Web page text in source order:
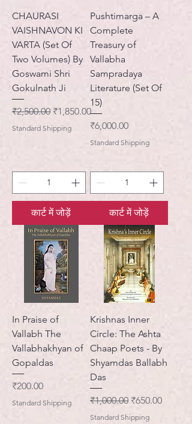
CHAURASI
VAISHNAVON KI
VARTA (Set Of
Two Volumes) By
Goswami Shri
Gokulnath Ji
नियमित मूल्य
₹2,500.00 बिक्री मूल्य
₹1,850.00
Standard Shipping
कार्ट में जोड़ें
Pushtimarga – A
Complete
Treasury of
Vallabha
Sampradaya
Literature (Set Of
15)
मूल्य
₹6,000.00
Standard Shipping
कार्ट में जोड़ें
In Praise of
Vallabh The
Vallabhakhyan of
Gopaldas
मूल्य
₹200.00
Standard Shipping
Krishnas Inner
Circle: The Ashta
Chaap Poets - By
Shyamdas Ballabh
Das
नियमित मूल्य
₹1,000.00 बिक्री मूल्य
₹650.00
Standard Shipping